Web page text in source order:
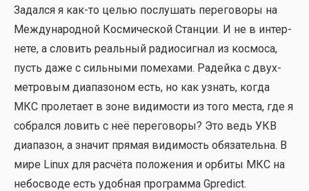
Задал­ся я как-то целью послу­шать пере­го­во­ры на
Меж­ду­на­род­ной Кос­ми­че­ской Стан­ции. И не в интер­
не­те, а сло­вить реаль­ный радио­сиг­нал из кос­мо­са,
пусть даже с силь­ны­ми поме­ха­ми. Радей­ка с двух­
мет­ро­вым диа­па­зо­ном есть, но как узнать, когда
МКС про­ле­та­ет в зоне види­мо­сти из того места, где я
собрал­ся ловить с неё пере­го­во­ры? Это ведь УКВ
диа­па­зон, а зна­чит пря­мая види­мость обя­за­тель­на. В
мире Linux для рас­чё­та поло­же­ния и орби­ты МКС на
небо­сво­де есть удоб­ная про­грам­ма Gpredict.